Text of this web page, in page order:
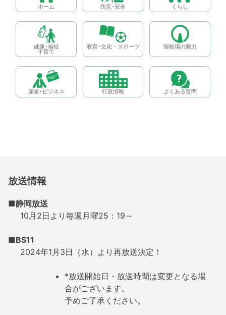
ホーム 防災･安全 くらし
健康･福祉
子育て
教育･文化・スポーツ 御殿場の魅力
産業･ビジネス 行政情報 よくある質問
放送情報
■静岡放送
10月2日 より 毎週月曜25：19～
■BS11
2024年1月3日（水）より再放送決定！
*放送開始日・放送時間は変更となる場
合がございます。
予めご了承ください。